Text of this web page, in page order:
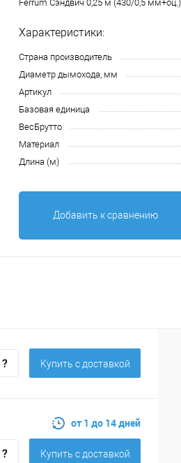
Ferrum Сэндвич 0,25 м (430/0,5
Характеристики:
Страна производитель
Диаметр дымохода, мм
Артикул
Базовая единица
ВесБрутто
Материал
Длина (м)
Добавить к сравнению
Купить c доставкой
от 1 до 14 дней
Купить c доставкой